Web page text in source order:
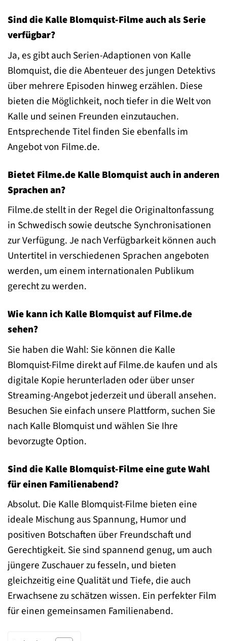
Sind die Kalle Blomquist-Filme auch als Serie
verfügbar?
Ja, es gibt auch Serien-Adaptionen von Kalle
Blomquist, die die Abenteuer des jungen Detektivs
über mehrere Episoden hinweg erzählen. Diese
bieten die Möglichkeit, noch tiefer in die Welt von
Kalle und seinen Freunden einzutauchen.
Entsprechende Titel finden Sie ebenfalls im
Angebot von Filme.de.
Bietet Filme.de Kalle Blomquist auch in anderen
Sprachen an?
Filme.de stellt in der Regel die Originaltonfassung
in Schwedisch sowie deutsche Synchronisationen
zur Verfügung. Je nach Verfügbarkeit können auch
Untertitel in verschiedenen Sprachen angeboten
werden, um einem internationalen Publikum
gerecht zu werden.
Wie kann ich Kalle Blomquist auf Filme.de
sehen?
Sie haben die Wahl: Sie können die Kalle
Blomquist-Filme direkt auf Filme.de kaufen und als
digitale Kopie herunterladen oder über unser
Streaming-Angebot jederzeit und überall ansehen.
Besuchen Sie einfach unsere Plattform, suchen Sie
nach Kalle Blomquist und wählen Sie Ihre
bevorzugte Option.
Sind die Kalle Blomquist-Filme eine gute Wahl
für einen Familienabend?
Absolut. Die Kalle Blomquist-Filme bieten eine
ideale Mischung aus Spannung, Humor und
positiven Botschaften über Freundschaft und
Gerechtigkeit. Sie sind spannend genug, um auch
jüngere Zuschauer zu fesseln, und bieten
gleichzeitig eine Qualität und Tiefe, die auch
Erwachsene zu schätzen wissen. Ein perfekter Film
für einen gemeinsamen Familienabend.